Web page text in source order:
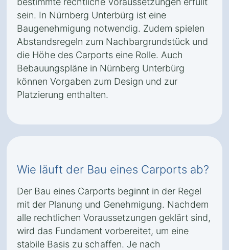
sein. In Nürnberg Unterbürg ist eine
Baugenehmigung notwendig. Zudem spielen
Abstandsregeln zum Nachbargrundstück und
die Höhe des Carports eine Rolle. Auch
Bebauungspläne in Nürnberg Unterbürg
können Vorgaben zum Design und zur
Platzierung enthalten.
Wie läuft der Bau eines Carports ab?
Der Bau eines Carports beginnt in der Regel
mit der Planung und Genehmigung. Nachdem
alle rechtlichen Voraussetzungen geklärt sind,
wird das Fundament vorbereitet, um eine
stabile Basis zu schaffen. Je nach